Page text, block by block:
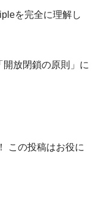
を完全に理解し
放閉鎖の原則」に
この投稿はお役に